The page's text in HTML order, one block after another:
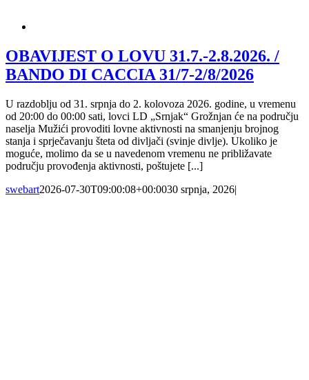
OBAVIJEST O LOVU 31.7.-2.8.2026. /
BANDO DI CACCIA 31/7-2/8/2026
U razdoblju od 31. srpnja do 2. kolovoza 2026. godine, u vremenu
od 20:00 do 00:00 sati, lovci LD „Srnjak“ Grožnjan će na području
naselja Mužići provoditi lovne aktivnosti na smanjenju brojnog
stanja i sprječavanju šteta od divljači (svinje divlje). Ukoliko je
moguće, molimo da se u navedenom vremenu ne približavate
području provođenja aktivnosti, poštujete [...]
swebart2026-07-30T09:00:08+00:0030 srpnja, 2026|